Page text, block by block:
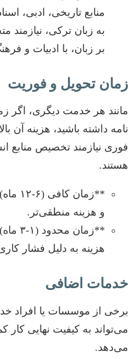
منابع تاریخی، ادبی،
به زبان ترکی،
بر زبان، با ادبیات و
زمان تحویل و فوریت
مانند هر خدمت دیگری، اگر
نامه داشته باشید، هزینه آن
فوری نیازمند تخصیص منابع
هستند.
و هزینه منطقی‌تر.
هزینه به دلیل فشار کاری
خدمات اضافی
برخی از موسسات یا افراد
می‌تواند به کیفیت نهایی کار
می‌دهد.